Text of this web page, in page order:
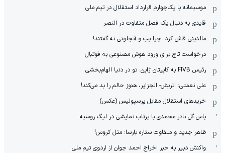
موسیمانه با یک‌چهارم قرارداد استقلال در تیم ملی
قایدی به دنبال یک فصل متفاوت در النصر
مالدینی فاش کرد: چرا پپ و آنچلوتی نه گفتند!
درخواست تاج برای ورود هوش مصنوعی به فوتبال
رئیس FIVB به کاپیتان ژاپن: تو در دنیا الهام‌بخشی
علی نعمتی: اتریش- الجزایر، هنوز حالم را بد می‌کند!
خریدهای استقلال مقابل پرسپولیس (عکس)
پاس گل نادر محمدی با پرتاب نمایشی در لیگ روسیه
ظاهر جدید و متفاوت ستاره بارسا: مثل کروس!
واکنش دبیر به خبر اخراج احمد جوان از اردوی تیم ملی